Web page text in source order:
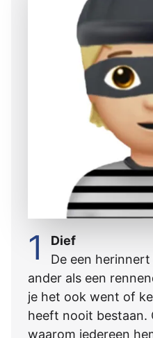
1
Dief
De een herinnert
ander als een
je het ook went of
heeft nooit bestaan.
waarom iedereen